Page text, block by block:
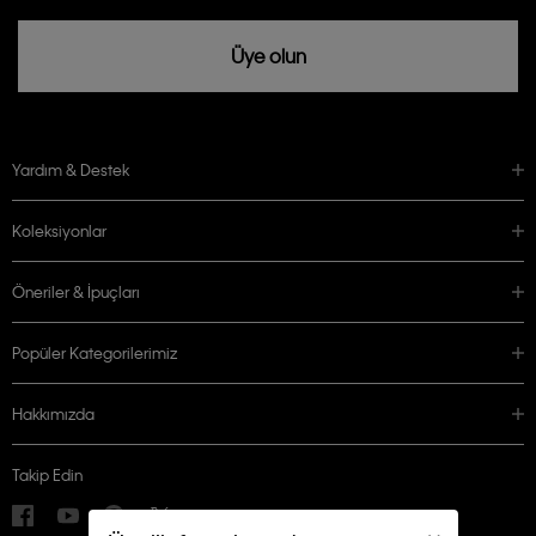
Üye olun
Yardım & Destek
Koleksiyonlar
Öneriler & İpuçları
Popüler Kategorilerimiz
Hakkımızda
Takip Edin